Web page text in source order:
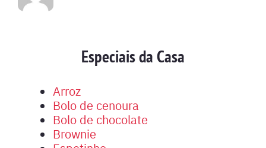
Especiais da Casa
Arroz
Bolo de cenoura
Bolo de chocolate
Brownie